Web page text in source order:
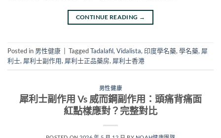
CONTINUE READING →
Posted in 男性健康 TaggedTadalafil, Vidalista, 印度學名藥, 學名藥, 犀
利士, 犀利士副作用, 犀利士正品藥房, 犀利士香港
男性健康
犀利士副作用 Vs 威而鋼副作用：頭痛背痛面
紅點樣應對？完整對比